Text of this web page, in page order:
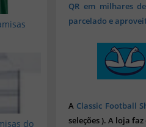
do
QR em milhares
parcelado e
A Classic Football
seleções ). A loja